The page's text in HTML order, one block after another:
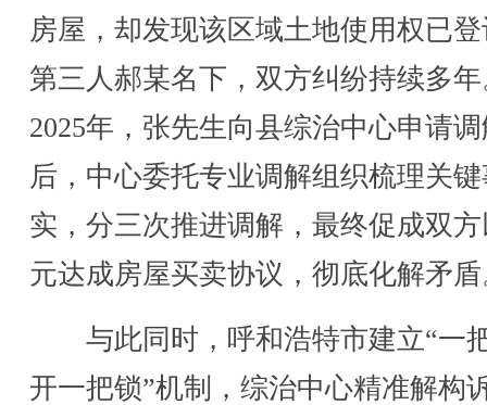
房屋，却发现该区域土地使用权已
第三人郝某名下，双方纠纷持续多
2025年，张先生向县综治中心申请
后，中心委托专业调解组织梳理关
实，分三次推进调解，最终促成双
元达成房屋买卖协议，彻底化解矛
与此同时，呼和浩特市建立“一
开一把锁”机制，综治中心精准解构